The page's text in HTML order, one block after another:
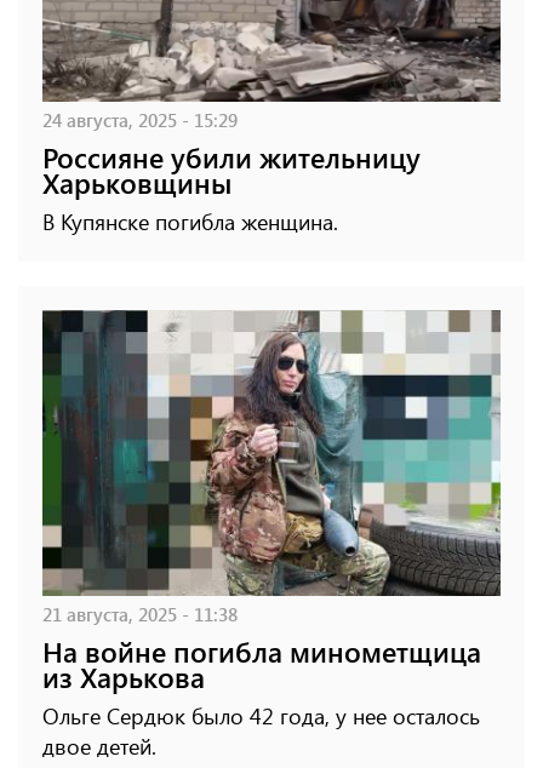
24 августа, 2025 - 15:29
Россияне убили жительницу
Харьковщины
В Купянске погибла женщина.
21 августа, 2025 - 11:38
На войне погибла минометщица
из Харькова
Ольге Сердюк было 42 года, у нее осталось
двое детей.